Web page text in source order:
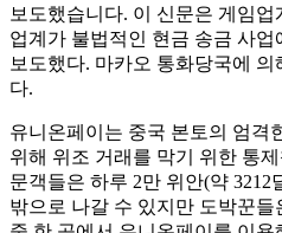
보도했습니다. 이 신문은 게임업
업계가 불법적인 현금 송금 사
보도했다. 마카오 통화당국에
다.
유니온페이는 중국 본토의 엄격
위해 위조 거래를 막기 위한 통
문객들은 하루 2만 위안(약
밖으로 나갈 수 있지만 도박꾼